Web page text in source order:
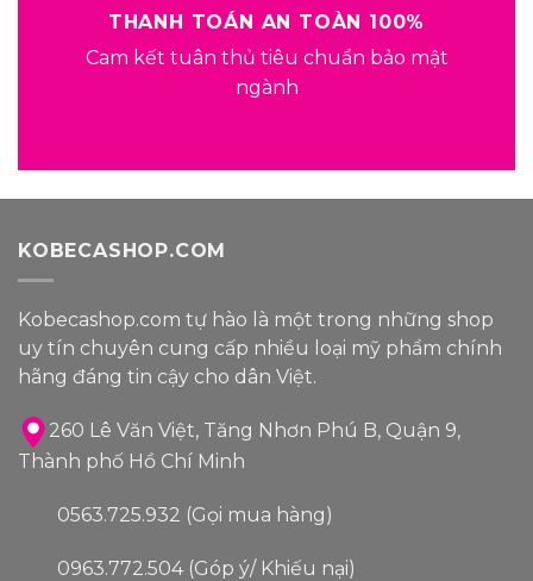
THANH TOÁN AN TOÀN 100%
Cam kết tuân thủ tiêu chuẩn bảo mật
ngành
KOBECASHOP.COM
Kobecashop.com tự hào là một trong những shop
uy tín chuyên cung cấp nhiều loại mỹ phẩm chính
hãng đáng tin cậy cho dân Việt.
260 Lê Văn Việt, Tăng Nhơn Phú B, Quận 9,
Thành phố Hồ Chí Minh
0563.725.932 (Gọi mua hàng)
0963.772.504 (Góp ý/ Khiếu nại)